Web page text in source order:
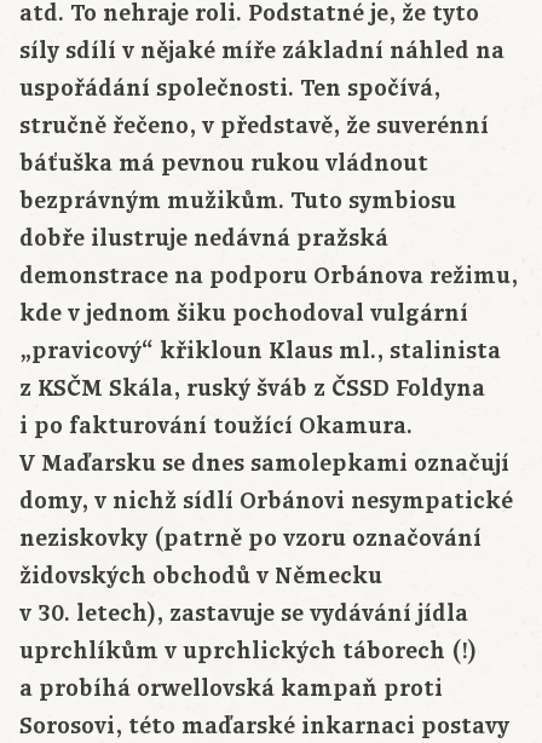
atd. To nehraje roli. Podstatné je, že tyto
síly sdílí v nějaké míře základní náhled na
uspořádání společnosti. Ten spočívá,
stručně řečeno, v představě, že suverénní
báťuška má pevnou rukou vládnout
bezprávným mužikům. Tuto symbiosu
dobře ilustruje nedávná pražská
demonstrace na podporu Orbánova režimu,
kde v jednom šiku pochodoval vulgární
„pravicový“ křikloun Klaus ml., stalinista
z KSČM Skála, ruský šváb z ČSSD Foldyna
i po fakturování toužící Okamura.
V Maďarsku se dnes samolepkami označují
domy, v nichž sídlí Orbánovi nesympatické
neziskovky (patrně po vzoru označování
židovských obchodů v Německu
v 30. letech), zastavuje se vydávání jídla
uprchlíkům v uprchlických táborech (!)
a probíhá orwellovská kampaň proti
Sorosovi, této maďarské inkarnaci postavy